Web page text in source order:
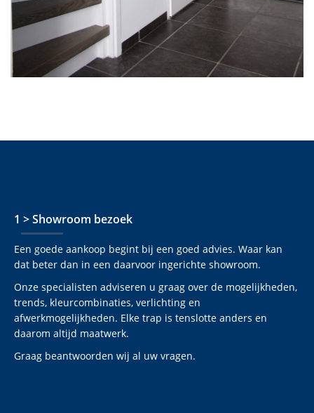
1 > Showroom bezoek
Een goede aankoop begint bij een goed advies. Waar kan
dat beter dan in een daarvoor ingerichte showroom.
Onze specialisten adviseren u graag over de mogelijkheden,
trends, kleurcombinaties, verlichting en
afwerkmogelijkheden. Elke trap is tenslotte anders en
daarom altijd maatwerk.
Graag beantwoorden wij al uw vragen.